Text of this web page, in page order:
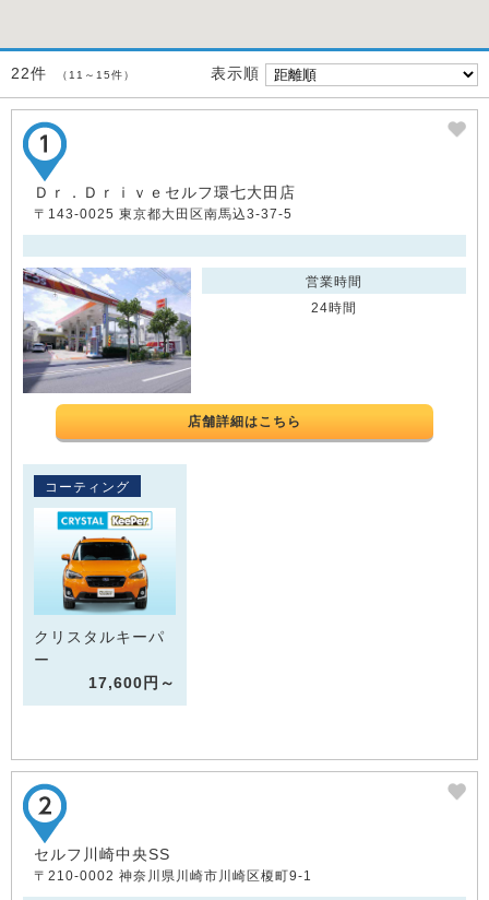
22件 （11～15件） 表示順
Ｄｒ．Ｄｒｉｖｅセルフ環七大田店
〒143-0025 東京都大田区南馬込3-37-5
営業時間
24時間
店舗詳細はこちら
コーティング
クリスタルキーパ
ー
17,600円～
セルフ川崎中央SS
〒210-0002 神奈川県川崎市川崎区榎町9-1